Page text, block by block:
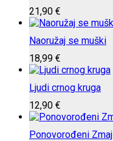
21,90 €
Naoružaj se muški
18,99 €
Ljudi crnog kruga
12,90 €
Ponovorođeni Zmaj